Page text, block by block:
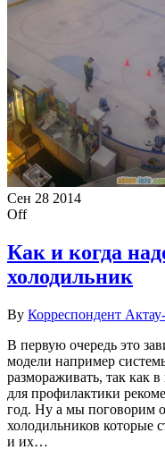
Сен 28 2014
Off
Как и когда
холодильник
By Корреспондент
В первую очередь это
модели например
размораживать, так как
для профилактики
год. Ну а мы поговорим
холодильников которые
и их…